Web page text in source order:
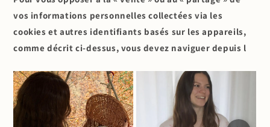
vos informations personnelles collectées via les
cookies et autres identifiants basés sur les appareils,
comme décrit ci-dessus, vous devez naviguer depuis l